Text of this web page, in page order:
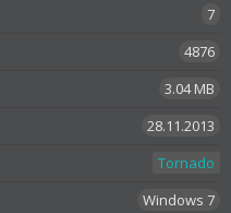
7
4876
3.04 MB
28.11.2013
Tornado
Windows 7